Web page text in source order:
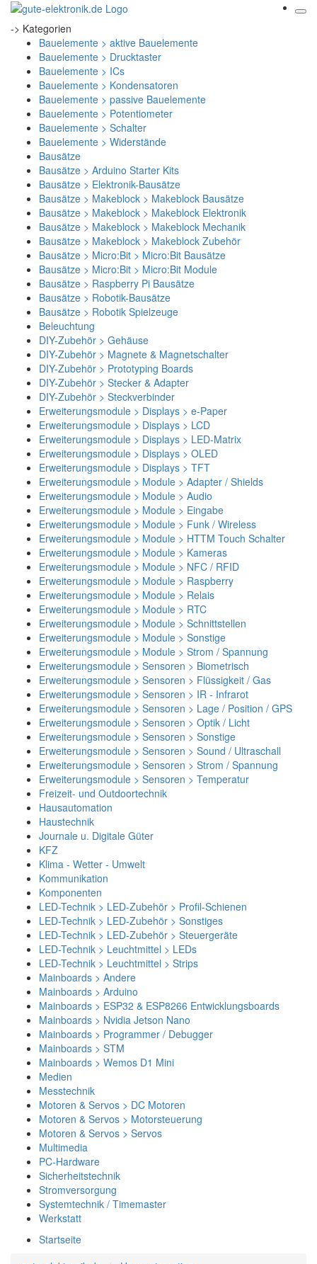
-> Kategorien
Bauelemente > aktive Bauelemente
Bauelemente > Drucktaster
Bauelemente > ICs
Bauelemente > Kondensatoren
Bauelemente > passive Bauelemente
Bauelemente > Potentiometer
Bauelemente > Schalter
Bauelemente > Widerstände
Bausätze
Bausätze > Arduino Starter Kits
Bausätze > Elektronik-Bausätze
Bausätze > Makeblock > Makeblock Bausätze
Bausätze > Makeblock > Makeblock Elektronik
Bausätze > Makeblock > Makeblock Mechanik
Bausätze > Makeblock > Makeblock Zubehör
Bausätze > Micro:Bit > Micro:Bit Bausätze
Bausätze > Micro:Bit > Micro:Bit Module
Bausätze > Raspberry Pi Bausätze
Bausätze > Robotik-Bausätze
Bausätze > Robotik Spielzeuge
Beleuchtung
DIY-Zubehör > Gehäuse
DIY-Zubehör > Magnete & Magnetschalter
DIY-Zubehör > Prototyping Boards
DIY-Zubehör > Stecker & Adapter
DIY-Zubehör > Steckverbinder
Erweiterungsmodule > Displays > e-Paper
Erweiterungsmodule > Displays > LCD
Erweiterungsmodule > Displays > LED-Matrix
Erweiterungsmodule > Displays > OLED
Erweiterungsmodule > Displays > TFT
Erweiterungsmodule > Module > Adapter / Shields
Erweiterungsmodule > Module > Audio
Erweiterungsmodule > Module > Eingabe
Erweiterungsmodule > Module > Funk / Wireless
Erweiterungsmodule > Module > HTTM Touch Schalter
Erweiterungsmodule > Module > Kameras
Erweiterungsmodule > Module > NFC / RFID
Erweiterungsmodule > Module > Raspberry
Erweiterungsmodule > Module > Relais
Erweiterungsmodule > Module > RTC
Erweiterungsmodule > Module > Schnittstellen
Erweiterungsmodule > Module > Sonstige
Erweiterungsmodule > Module > Strom / Spannung
Erweiterungsmodule > Sensoren > Biometrisch
Erweiterungsmodule > Sensoren > Flüssigkeit / Gas
Erweiterungsmodule > Sensoren > IR - Infrarot
Erweiterungsmodule > Sensoren > Lage / Position / GPS
Erweiterungsmodule > Sensoren > Optik / Licht
Erweiterungsmodule > Sensoren > Sonstige
Erweiterungsmodule > Sensoren > Sound / Ultraschall
Erweiterungsmodule > Sensoren > Strom / Spannung
Erweiterungsmodule > Sensoren > Temperatur
Freizeit- und Outdoortechnik
Hausautomation
Haustechnik
Journale u. Digitale Güter
KFZ
Klima - Wetter - Umwelt
Kommunikation
Komponenten
LED-Technik > LED-Zubehör > Profil-Schienen
LED-Technik > LED-Zubehör > Sonstiges
LED-Technik > LED-Zubehör > Steuergeräte
LED-Technik > Leuchtmittel > LEDs
LED-Technik > Leuchtmittel > Strips
Mainboards > Andere
Mainboards > Arduino
Mainboards > ESP32 & ESP8266 Entwicklungsboards
Mainboards > Nvidia Jetson Nano
Mainboards > Programmer / Debugger
Mainboards > STM
Mainboards > Wemos D1 Mini
Medien
Messtechnik
Motoren & Servos > DC Motoren
Motoren & Servos > Motorsteuerung
Motoren & Servos > Servos
Multimedia
PC-Hardware
Sicherheitstechnik
Stromversorgung
Systemtechnik / Timemaster
Werkstatt
Startseite